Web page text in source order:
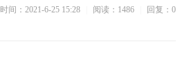
时间：2021-6-25 15:28 阅读：1486 回复：0